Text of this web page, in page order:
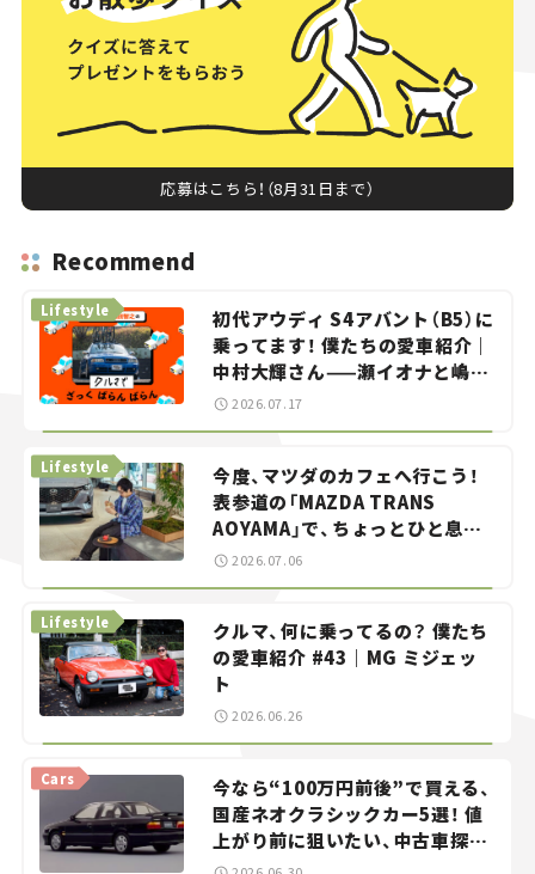
応募はこちら！（8月31日まで）
Recommend
初代アウディ S4アバント（B5）に
乗ってます！ 僕たちの愛車紹介｜
中村大輝さん——瀬イオナと嶋田
智之の「クルマでざっくばらんば
Lifestyle
2026.07.17
今度、マツダのカフェへ行こう！
表参道の「MAZDA TRANS
AOYAMA」で、ちょっとひと息。
——連載｜CCGとクルマでどうす
Lifestyle
2026.07.06
クルマ、何に乗ってるの？ 僕たち
の愛車紹介 #43｜MG ミジェッ
ト
Lifestyle
2026.06.26
今なら“100万円前後”で買える、
国産ネオクラシックカー5選！ 値
上がり前に狙いたい、中古車探し
をお手伝い――ちょっとイケてるマ
Cars